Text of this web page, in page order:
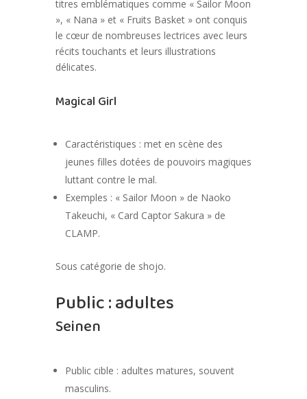
titres emblématiques comme « Sailor Moon
», « Nana » et « Fruits Basket » ont conquis
le cœur de nombreuses lectrices avec leurs
récits touchants et leurs illustrations
délicates.
Magical Girl
Caractéristiques : met en scène des
jeunes filles dotées de pouvoirs magiques
luttant contre le mal.
Exemples : « Sailor Moon » de Naoko
Takeuchi, « Card Captor Sakura » de
CLAMP.
Sous catégorie de shojo.
Public : adultes
Seinen
Public cible : adultes matures, souvent
masculins.